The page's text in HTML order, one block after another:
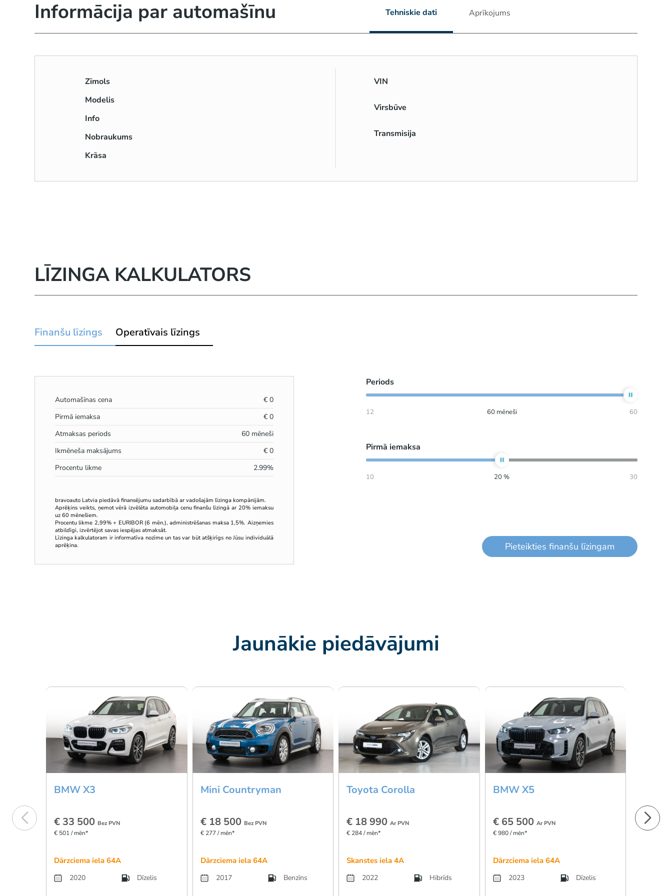
Informācija par automašīnu Tehniskie dati Aprīkojums
Zīmols
Modelis
Info
Nobraukums
Krāsa
VIN
Virsbūve
Transmisija
LĪZINGA KALKULATORS
Finanšu līzings Operatīvais līzings
Automašīnas cena € 0
Pirmā iemaksa
€ 0
Atmaksas periods
60mēneši
Ikmēneša maksājums
€ 0
Procentu likme
2.99%
bravoauto Latvia piedāvā finansējumu sadarbībā ar vadošajām līzinga kompānijām.
Aprēķins veikts, ņemot vērā izvēlēta automobiļa cenu finanšu līzingā ar 20% iemaksu
uz 60 mēnešiem.
Procentu likme 2,99% + EURIBOR (6 mēn.), administrēšanas maksa 1,5%. Aizņemies
atbildīgi, izvērtējot savas iespējas atmaksāt.
Līzinga kalkulatoram ir informatīva nozīme un tas var būt atšķirīgs no Jūsu individuālā
aprēķina.
Periods
12 60 mēneši 60
Pirmā iemaksa
10 20 % 30
Pieteikties finanšu līzingam
Jaunākie piedāvājumi
BMW X3
€ 33 500 Bez PVN
€ 501 / mēn*
Dārzciema iela 64A
2020 Dīzelis
Mini Countryman
€ 18 500 Bez PVN
€ 277 / mēn*
Dārzciema iela 64A
2017 Benzīns
Toyota Corolla
€ 18 990Ar PVN
€ 284 / mēn*
Skanstes iela 4A
2022 Hibrīds
BMW X5
€ 65 500 Ar PVN
€ 980 / mēn*
Dārzciema iela 64A
2023 Dīzelis
€ 23
€ 359 /